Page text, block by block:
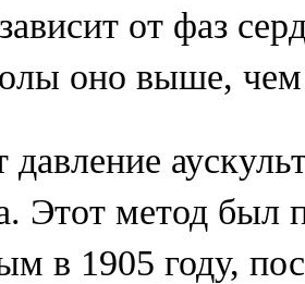
от фаз
оно выше,
Этот метод был
в 1905 году,